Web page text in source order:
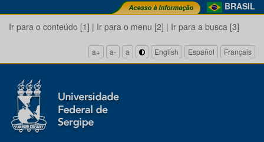
BRASIL
Ir para o conteúdo [1] | Ir para o menu [2] | Ir para a busca [3]
a+ a- a English Español Français